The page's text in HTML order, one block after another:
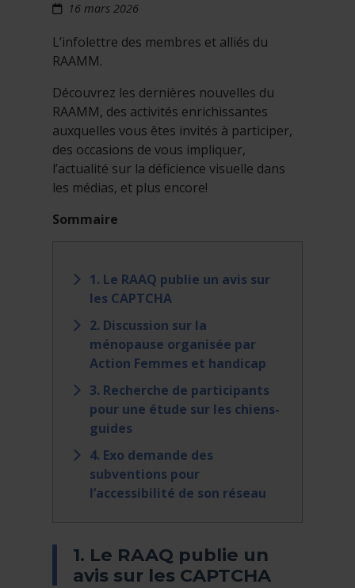
16 mars 2026
L’infolettre des membres et alliés du
RAAMM.
Découvrez les dernières nouvelles du
RAAMM, des activités enrichissantes
auxquelles vous êtes invités à participer,
des occasions de vous impliquer,
l’actualité sur la déficience visuelle dans
les médias, et plus encore!
Sommaire
1. Le RAAQ publie un avis sur
les CAPTCHA
2. Discussion sur la
ménopause organisée par
Action Femmes et handicap
3. Recherche de participants
pour une étude sur les chiens-
guides
4. Exo demande des
subventions pour
l’accessibilité de son réseau
1. Le RAAQ publie un
avis sur les CAPTCHA